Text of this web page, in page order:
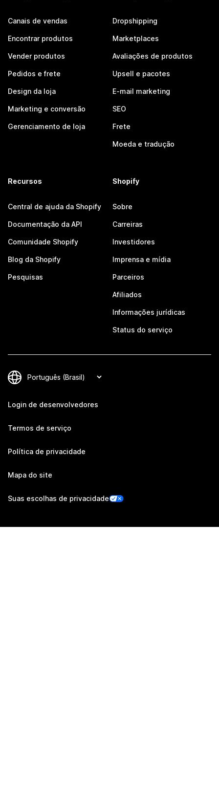
Canais de vendas
Encontrar produtos
Vender produtos
Pedidos e frete
Design da loja
Marketing e conversão
Gerenciamento de loja
Dropshipping
Marketplaces
Avaliações de produtos
Upsell e pacotes
E-mail marketing
SEO
Frete
Moeda e tradução
Recursos
Central de ajuda da Shopify
Documentação da API
Comunidade Shopify
Blog da Shopify
Pesquisas
Shopify
Sobre
Carreiras
Investidores
Imprensa e mídia
Parceiros
Afiliados
Informações jurídicas
Status do serviço
Login de desenvolvedores
Termos de serviço
Política de privacidade
Mapa do site
Suas escolhas de privacidade